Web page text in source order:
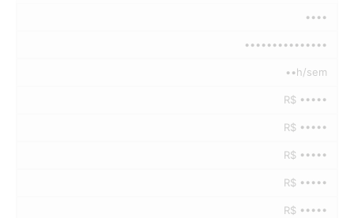
••••
•••••••••••••••
••h/sem
R$ •••••
R$ •••••
R$ •••••
R$ •••••
R$ •••••